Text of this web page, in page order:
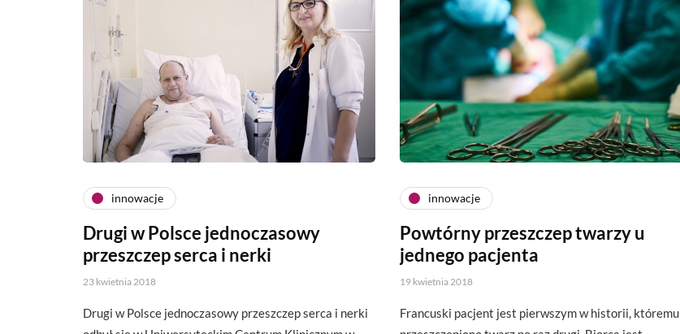
innowacje
Drugi w Polsce jednoczasowy
przeszczep serca i nerki
23 kwietnia 2018
Drugi w Polsce jednoczasowy przeszczep serca i nerki
innowacje
Powtórny przeszczep twarzy u
jednego pacjenta
19 kwietnia 2018
Francuski pacjent jest pierwszym w historii, któremu